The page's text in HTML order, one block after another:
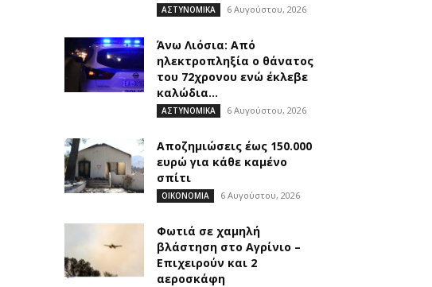
ΑΣΤΥΝΟΜΙΚΑ 6 Αυγούστου, 2026
Άνω Λιόσια: Από
ηλεκτροπληξία ο θάνατος
του 72χρονου ενώ έκλεβε
καλώδια...
ΑΣΤΥΝΟΜΙΚΑ 6 Αυγούστου, 2026
Αποζημιώσεις έως 150.000
ευρώ για κάθε καμένο
σπίτι
ΟΙΚΟΝΟΜΙΑ 6 Αυγούστου, 2026
Φωτιά σε χαμηλή
βλάστηση στο Αγρίνιο –
Επιχειρούν και 2
αεροσκάφη